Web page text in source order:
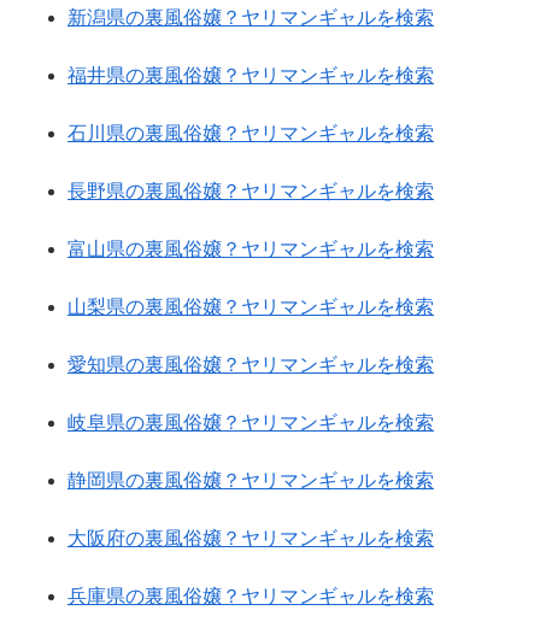
新潟県の裏風俗嬢？ヤリマンギャルを検索
福井県の裏風俗嬢？ヤリマンギャルを検索
石川県の裏風俗嬢？ヤリマンギャルを検索
長野県の裏風俗嬢？ヤリマンギャルを検索
富山県の裏風俗嬢？ヤリマンギャルを検索
山梨県の裏風俗嬢？ヤリマンギャルを検索
愛知県の裏風俗嬢？ヤリマンギャルを検索
岐阜県の裏風俗嬢？ヤリマンギャルを検索
静岡県の裏風俗嬢？ヤリマンギャルを検索
大阪府の裏風俗嬢？ヤリマンギャルを検索
兵庫県の裏風俗嬢？ヤリマンギャルを検索